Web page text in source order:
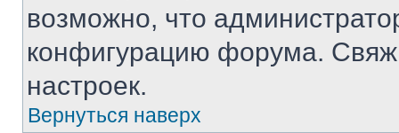
возможно, что
конфигурацию форума.
настроек.
Вернуться наверх